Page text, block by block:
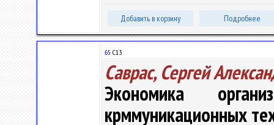
Добавить в корзину Подробнее
65 С13
Саврас, Сергей
Экономика
крммуникационных